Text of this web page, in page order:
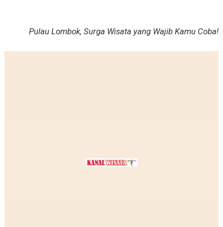
Pulau Lombok, Surga Wisata yang Wajib Kamu Coba!